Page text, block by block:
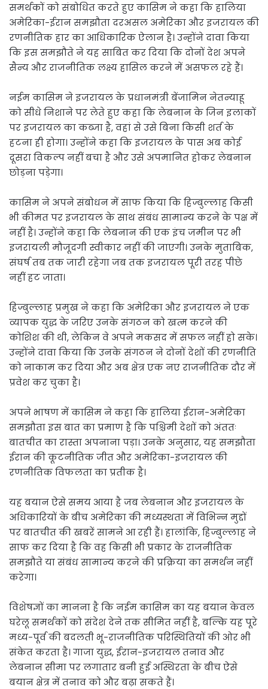
समर्थकों को संबोधित करते हुए कासिम ने कहा कि हालिया
अमेरिका-ईरान समझौता दरअसल अमेरिका और इजरायल की
रणनीतिक हार का आधिकारिक ऐलान है। उन्होंने दावा किया
कि इस समझौते ने यह साबित कर दिया कि दोनों देश अपने
सैन्य और राजनीतिक लक्ष्य हासिल करने में असफल रहे हैं।
नईम कासिम ने इजरायल के प्रधानमंत्री बेंजामिन नेतन्याहू
को सीधे निशाने पर लेते हुए कहा कि लेबनान के जिन इलाकों
पर इजरायल का कब्जा है, वहां से उसे बिना किसी शर्त के
हटना ही होगा। उन्होंने कहा कि इजरायल के पास अब कोई
दूसरा विकल्प नहीं बचा है और उसे अपमानित होकर लेबनान
छोड़ना पड़ेगा।
कासिम ने अपने संबोधन में साफ किया कि हिज्बुल्लाह किसी
भी कीमत पर इजरायल के साथ संबंध सामान्य करने के पक्ष में
नहीं है। उन्होंने कहा कि लेबनान की एक इंच जमीन पर भी
इजरायली मौजूदगी स्वीकार नहीं की जाएगी। उनके मुताबिक,
संघर्ष तब तक जारी रहेगा जब तक इजरायल पूरी तरह पीछे
नहीं हट जाता।
हिज्बुल्लाह प्रमुख ने कहा कि अमेरिका और इजरायल ने एक
व्यापक युद्ध के जरिए उनके संगठन को खत्म करने की
कोशिश की थी, लेकिन वे अपने मकसद में सफल नहीं हो सके।
उन्होंने दावा किया कि उनके संगठन ने दोनों देशों की रणनीति
को नाकाम कर दिया और अब क्षेत्र एक नए राजनीतिक दौर में
प्रवेश कर चुका है।
अपने भाषण में कासिम ने कहा कि हालिया ईरान-अमेरिका
समझौता इस बात का प्रमाण है कि पश्चिमी देशों को अंततः
बातचीत का रास्ता अपनाना पड़ा। उनके अनुसार, यह समझौता
ईरान की कूटनीतिक जीत और अमेरिका-इजरायल की
रणनीतिक विफलता का प्रतीक है।
यह बयान ऐसे समय आया है जब लेबनान और इजरायल के
अधिकारियों के बीच अमेरिका की मध्यस्थता में विभिन्न मुद्दों
पर बातचीत की खबरें सामने आ रही हैं। हालांकि, हिज्बुल्लाह ने
साफ कर दिया है कि वह किसी भी प्रकार के राजनीतिक
समझौते या संबंध सामान्य करने की प्रक्रिया का समर्थन नहीं
करेगा।
विशेषज्ञों का मानना है कि नईम कासिम का यह बयान केवल
घरेलू समर्थकों को संदेश देने तक सीमित नहीं है, बल्कि यह पूरे
मध्य-पूर्व की बदलती भू-राजनीतिक परिस्थितियों की ओर भी
संकेत करता है। गाजा युद्ध, ईरान-इजरायल तनाव और
लेबनान सीमा पर लगातार बनी हुई अस्थिरता के बीच ऐसे
बयान क्षेत्र में तनाव को और बढ़ा सकते हैं।